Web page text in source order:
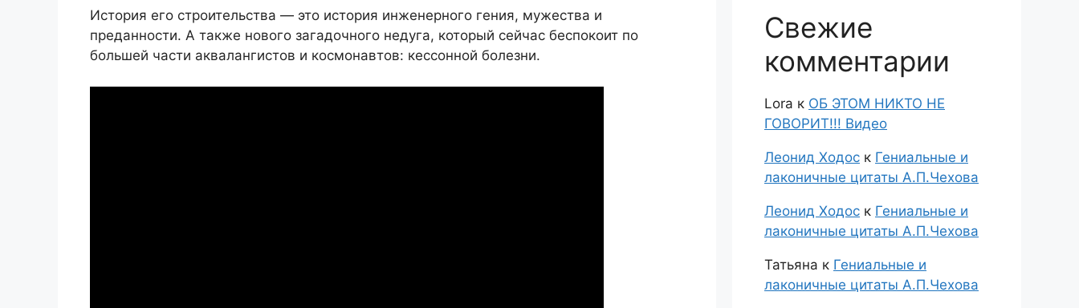
История его строительства — это история инженерного гения, мужества и
преданности. А также нового загадочного недуга, который сейчас беспокоит по
большей части аквалангистов и космонавтов: кессонной болезни.
Свежие
комментарии
Lora к ОБ ЭТОМ НИКТО НЕ
ГОВОРИТ!!! Видео
Леонид Ходос к Гениальные и
лаконичные цитаты А.П.Чехова
Леонид Ходос к Гениальные и
лаконичные цитаты А.П.Чехова
Татьяна к Гениальные и
лаконичные цитаты А.П.Чехова